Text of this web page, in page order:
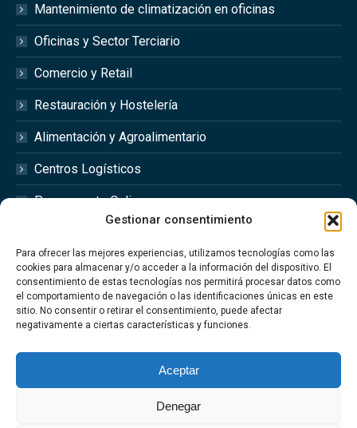
Gestionar consentimiento
Para ofrecer las mejores experiencias, utilizamos tecnologías como las
cookies para almacenar y/o acceder a la información del dispositivo. El
consentimiento de estas tecnologías nos permitirá procesar datos como
el comportamiento de navegación o las identificaciones únicas en este
sitio. No consentir o retirar el consentimiento, puede afectar
negativamente a ciertas características y funciones.
Aceptar
Denegar
Mantenimiento de climatización en oficinas
Oficinas y Sector Terciario
Comercio y Retail
Restauración y Hostelería
Alimentación y Agroalimentario
Centros Logísticos
Presupuesto Online
Redes Sociales
Síguenos en las redes sociales @optimfred_
#Optimfred #OptimfredClimatizacionIndustrial
#OptimfredIndustrial #MantenimientoIndustrial
#Climatizacion